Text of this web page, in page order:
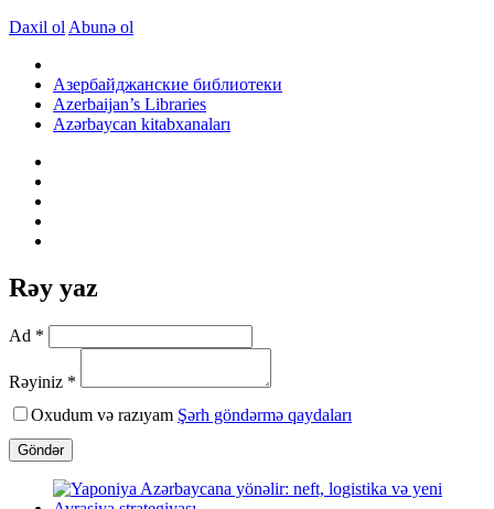
Daxil ol Abunə ol
Азербайджанские библиотеки
Azerbaijan’s Libraries
Azərbaycan kitabxanaları
Rəy yaz
Ad *
Rəyiniz *
Oxudum və razıyam Şərh göndərmə qaydaları
Göndər